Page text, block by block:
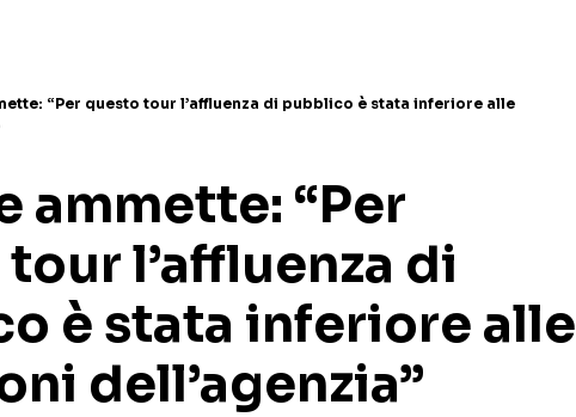
“Per questo tour l’affluenza di pubblico è stata inferiore alle
ammette: “Per
l’affluenza di
è stata inferiore alle
dell’agenzia”